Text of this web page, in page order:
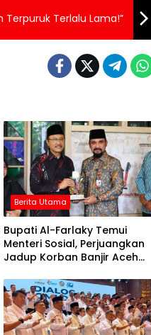
Terpuruk Terlalu Lama!”
Berita Utama
Bupati Al-Farlaky Temui
Menteri Sosial, Perjuangkan
Jadup Korban Banjir Aceh